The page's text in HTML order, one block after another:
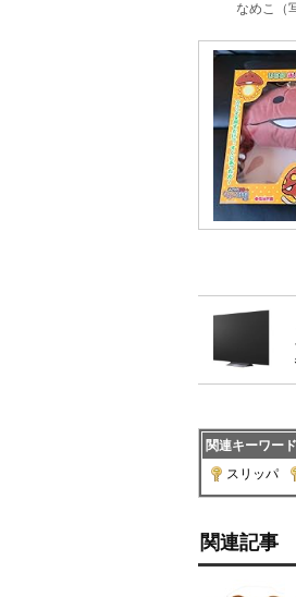
なめこ（
関連キーワード
スリッパ|
関連記事